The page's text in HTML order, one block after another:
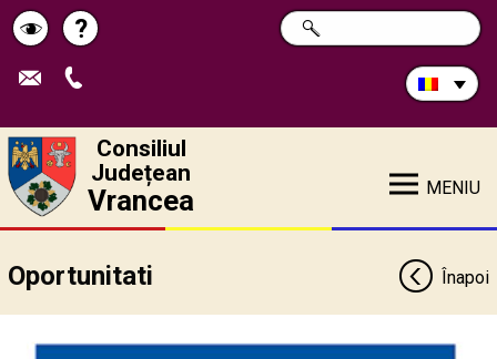
Schimbă
contrastul
Pagina
de
?
Caută
în
CAUTĂ
Consiliul
Județean
Vrancea MENIU
Oportunitati Înapoi